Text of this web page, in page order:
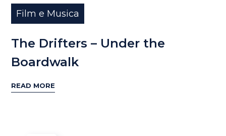
Film e Musica
The Drifters – Under the
Boardwalk
READ MORE